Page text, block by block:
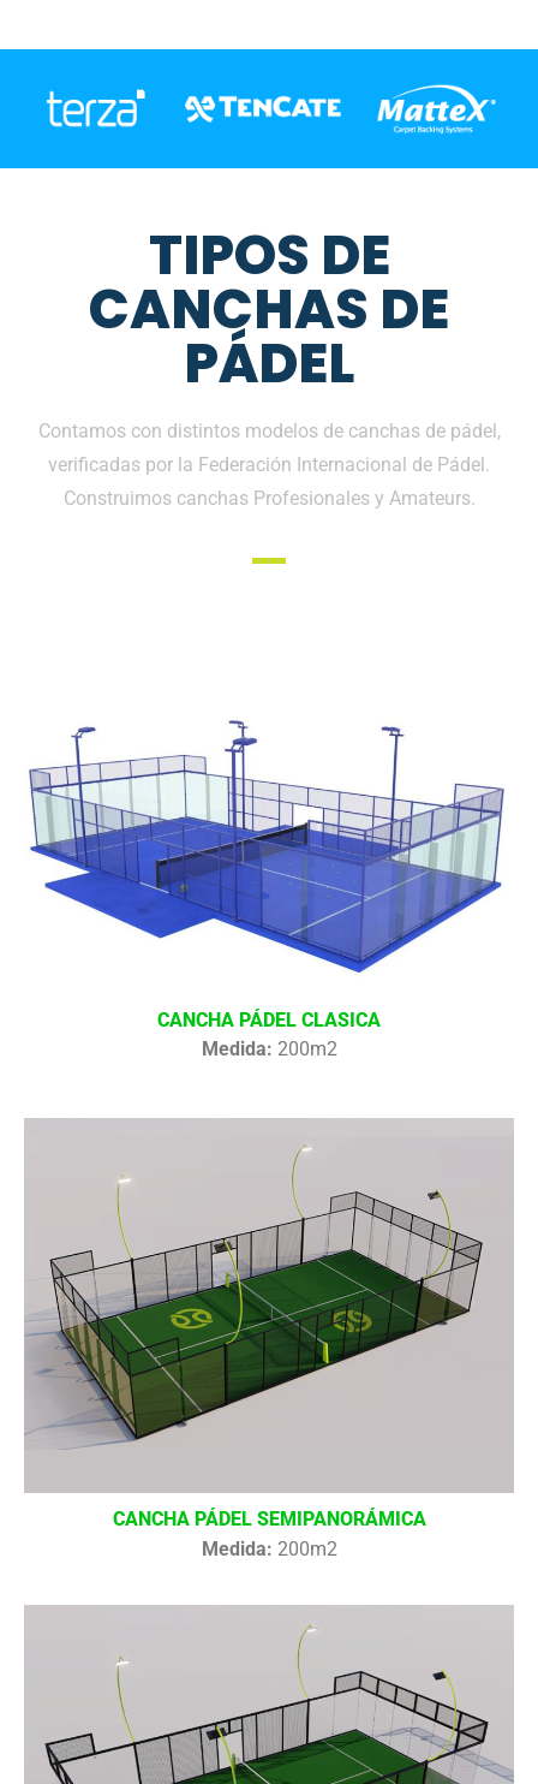
TIPOS DE
CANCHAS DE
PÁDEL
Contamos con distintos modelos de canchas de pádel,
verificadas por la Federación Internacional de Pádel.
Construimos canchas Profesionales y Amateurs.
CANCHA PÁDEL CLASICA
Medida: 200m2
CANCHA PÁDEL SEMIPANORÁMICA
Medida: 200m2